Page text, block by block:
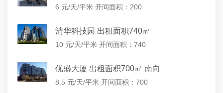
6 元/天/平米 开间面积：200
清华科技园 出租面积740㎡
10 元/天/平米 开间面积：740
优盛大厦 出租面积700㎡ 南向
8.5 元/天/平米 开间面积：700